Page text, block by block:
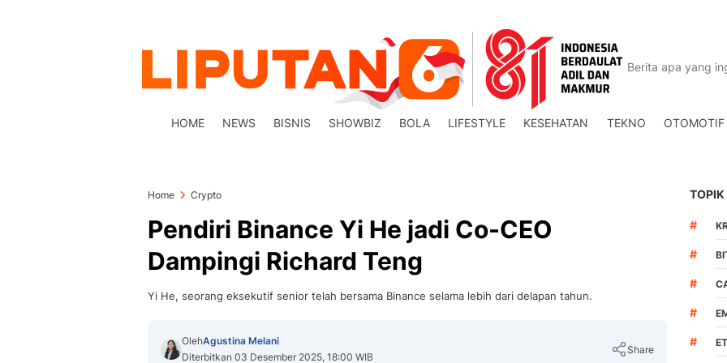
HOME NEWS BISNIS SHOWBIZ BOLA LIFESTYLE KESEHATAN TEKNO OTOMOTIF
Home Crypto
Pendiri Binance Yi He jadi Co-CEO
Dampingi Richard Teng
Yi He, seorang eksekutif senior telah bersama Binance selama lebih dari delapan tahun.
OlehAgustina Melani
Diterbitkan 03 Desember 2025, 18:00 WIB
Share
TOPIK
#
#
#
#
#